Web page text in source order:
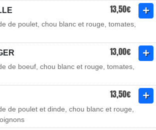
13,50€
de poulet, chou blanc et rouge, tomates,
13,00€
de boeuf, chou blanc et rouge, tomates,
13,50€
de poulet et dinde, chou blanc et rouge,